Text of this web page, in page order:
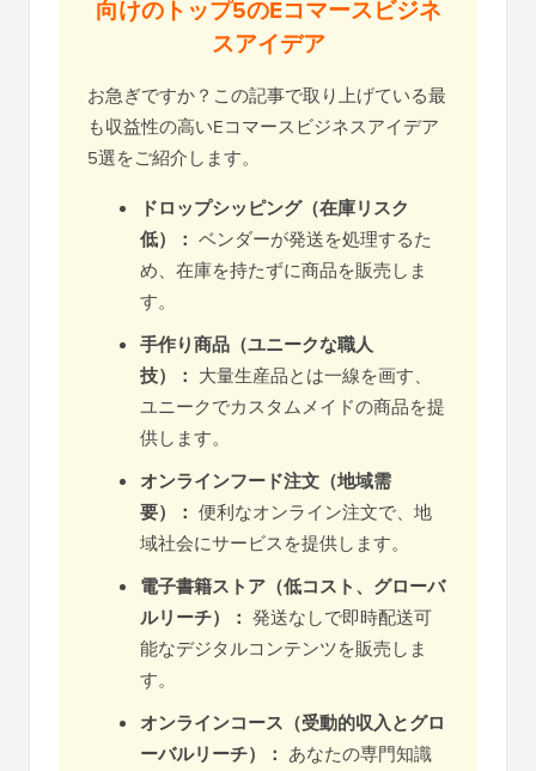
向けのトップ5のEコマースビジネ
スアイデア
お急ぎですか？この記事で取り上げている最
も収益性の高いEコマースビジネスアイデア
5選をご紹介します。
ドロップシッピング（在庫リスク
低）： ベンダーが発送を処理するた
め、在庫を持たずに商品を販売しま
す。
手作り商品（ユニークな職人
技）： 大量生産品とは一線を画す、
ユニークでカスタムメイドの商品を提
供します。
オンラインフード注文（地域需
要）： 便利なオンライン注文で、地
域社会にサービスを提供します。
電子書籍ストア（低コスト、グローバ
ルリーチ）： 発送なしで即時配送可
能なデジタルコンテンツを販売しま
す。
オンラインコース（受動的収入とグロ
ーバルリーチ）： あなたの専門知識